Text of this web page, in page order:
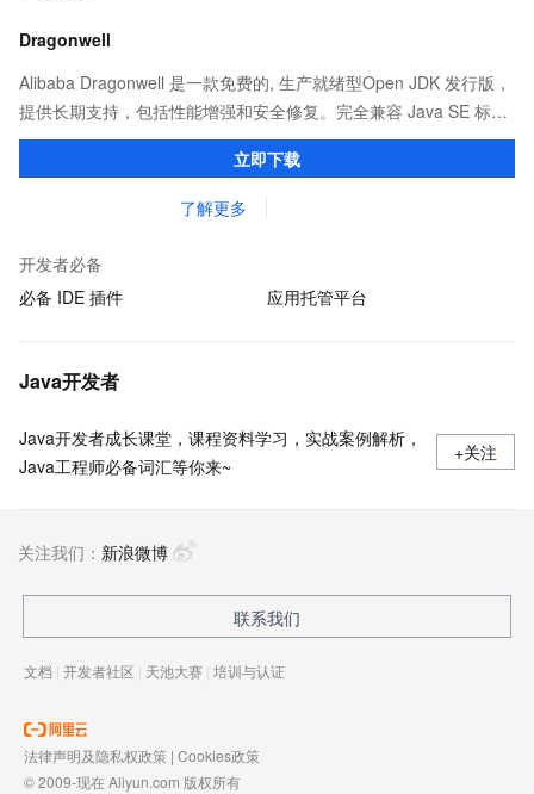
Dragonwell
Alibaba Dragonwell 是一款免费的, 生产就绪型Open JDK 发行版，
提供长期支持，包括性能增强和安全修复。完全兼容 Java SE 标
准，您可以在任何常用操作系统（包括 Linux、Windows 和
macOS）上开发 Java 应用程序。立即下载
了解更多
开发者必备
必备 IDE 插件
应用托管平台
Java开发者
Java开发者成长课堂，课程资料学习，实战案例解析，
Java工程师必备词汇等你来~
+关注
关注我们： 新浪微博
联系我们
文档 | 开发者社区 | 天池大赛 | 培训与认证
法律声明及隐私权政策 | Cookies政策
© 2009-现在 Aliyun.com 版权所有